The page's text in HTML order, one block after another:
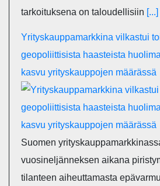
tarkoituksena on taloudellisiin [...]
Yrityskauppamarkkina vilkastui
geopoliittisista haasteista
kasvu yrityskauppojen määrässä
Suomen
vuosineljänneksen aikana
tilanteen aiheuttamasta